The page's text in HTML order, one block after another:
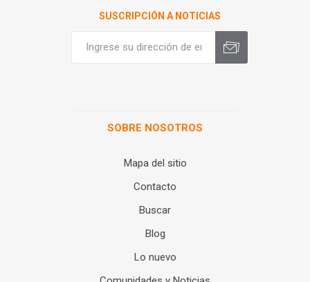
SUSCRIPCIÓN A NOTICIAS
SOBRE NOSOTROS
Mapa del sitio
Contacto
Buscar
Blog
Lo nuevo